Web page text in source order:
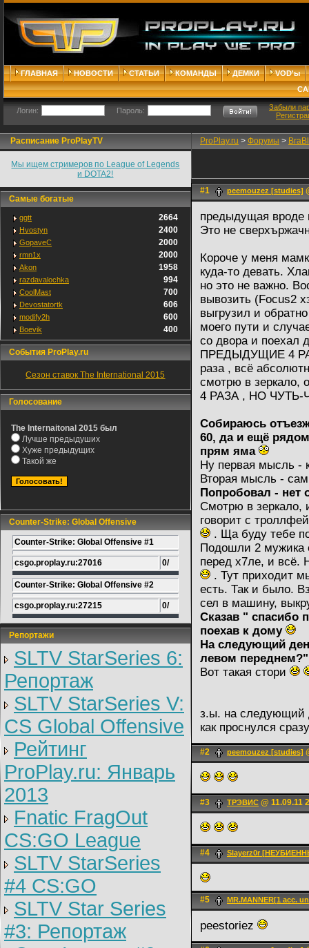
ГЛАВНАЯ НОВОСТИ СТАТЬИ КОМАНДЫ ДЕМКИ
VOD'ы
Логин: Пароль:
Забыли
Расписание ProPlayTV
Мы ищем стримеров по League of Legends
и DOTA2!
Самые богатые
ggtt 2664
Hvostyn 2400
GopaveC 2000
rmn1x 2000
Akon 1958
razdavalochka 994
CoolMast 700
Devostatortk 606
modify2h 600
Boevik 400
События ProPlay.ru
Сезон ставок The International 2015
Голосование
The Internaitonal 2015 был
Лучше предыдуших
Хуже предыдущих
Такой же
Counter-Strike: Global Offensive
Counter-Strike: Global Offensive #1
csgo.proplay.ru:27016 0/
Counter-Strike: Global Offensive #2
csgo.proplay.ru:27215 0/
Репортажи
SLTV StarSeries 6:
Репортаж
SLTV StarSeries V:
CS Global Offensive
Рейтинг
ProPlay.ru: Январь
2013
Fnatic FragOut
CS:GO League
SLTV StarSeries
#4 CS:GO
SLTV Star Series
#3: Репортаж
ProPlay.ru > Форумы >
#1 peemouzez [studies]
предыдущая
Это не
Короче у меня
куда-то девать.
но это не важно.
вывозить (Focus2
выгрузил и
моего пути и
со двора и
ПРЕДЫДУЩИЕ 4
раза , всё
смотрю в
4 РАЗА , НО
Собираюсь
60, да и ещё
прям яма
Ну первая мысль -
Вторая мысль -
Попробовал - нет
Смотрю в зеркало,
говорит с
. Ща буду тебе
Подошли 2 мужика
перед х7ле, и всё.
. Тут приходит
есть. Так и было.
сел в машину,
Сказав " спасибо
поехав к дому
На следующий
левом
Вот такая стори
з.ы. на следующий
как проснулся
#2 peemouzez [studies]
#3 ТРЭВИС @ 11.09.11
#4 Slayerz0r
#5 MR.MANNER[1 acc.
peestoriez